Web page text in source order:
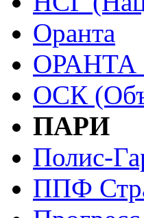
Оранта
ОРАНТА
ОСК
ПАРИ
Полис-
ППФ